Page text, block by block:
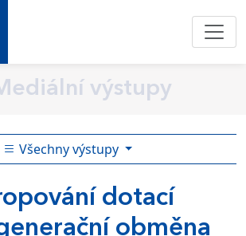
výstupy
Všechny výstupy
dotací
obměna